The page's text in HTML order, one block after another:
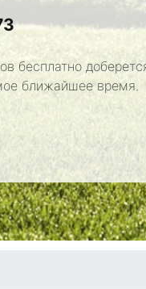
бесплатно
ближайшее время.